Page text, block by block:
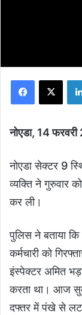
Facebook
X
नोएडा, 14
नोएडा सेक्टर 9
व्यक्ति ने गुरुवार
कर ली।
पुलिस ने बताया
कर्मचारी को
इंस्पेक्टर अमित
करता था। आज
दफ्तर में पंखे से